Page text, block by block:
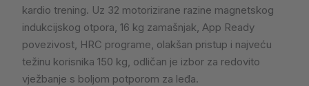
kardio trening. Uz 32 motorizirane razine magnetskog
indukcijskog otpora, 16 kg zamašnjak, App Ready
povezivost, HRC programe, olakšan pristup i najveću
težinu korisnika 150 kg, odličan je izbor za redovito
vježbanje s boljom potporom za leđa.